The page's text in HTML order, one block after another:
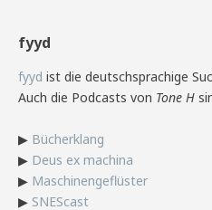
fyyd
fyyd ist die deutschsprachige
Auch die Podcasts von Tone H
▶ Bücherklang
▶ Deus ex machina
▶ Maschinengeflüster
▶ SNEScast